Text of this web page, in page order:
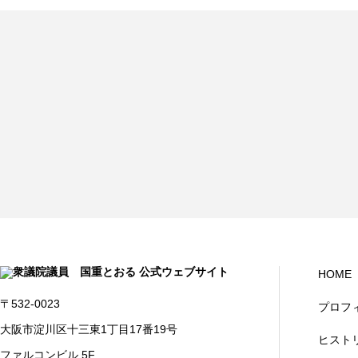
〒532-0023
大阪市淀川区十三東1丁目17番19号
ファルコンビル 5F
HOME
プロフ
ヒスト